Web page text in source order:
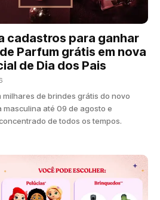
cadastros para ganhar
Parfum grátis em nova
de Dia dos Pais
de brindes grátis do novo
até 09 de agosto e
de todos os tempos.